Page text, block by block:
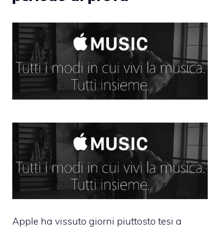
Apple ha vissuto giorni piuttosto tesi a